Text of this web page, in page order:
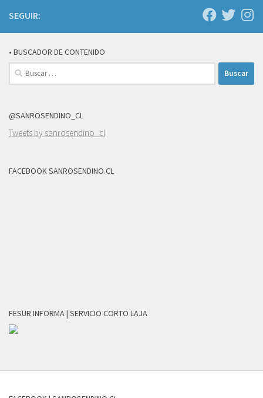
SEGUIR:
• BUSCADOR DE CONTENIDO
Buscar:
@SANROSENDINO_CL
Tweets by sanrosendino_cl
FACEBOOK SANROSENDINO.CL
FESUR INFORMA | SERVICIO CORTO LAJA